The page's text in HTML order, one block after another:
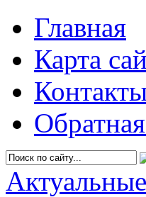
Главная
Карта